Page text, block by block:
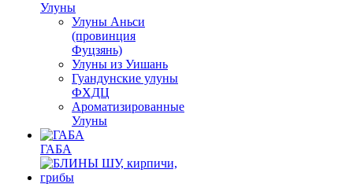
Улуны
Улуны Аньси
(провинция
Фуцзянь)
Улуны из Уишань
Гуандунские улуны
ФХДЦ
Ароматизированные
Улуны
ГАБА